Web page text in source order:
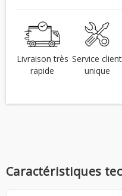
Livraison très
rapide
Service client
unique
Caractéristiques